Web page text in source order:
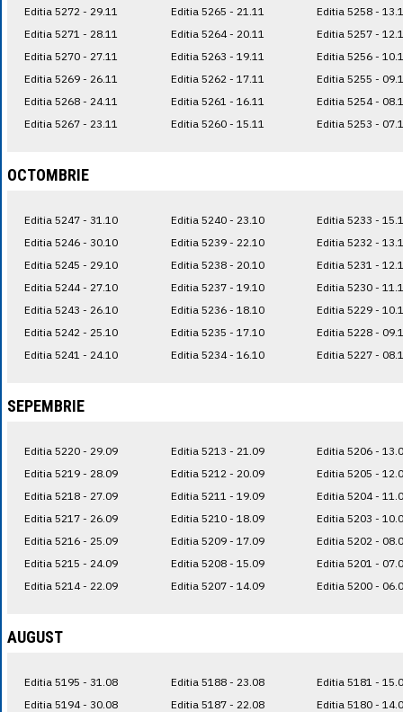
Editia 5272 - 29.11
Editia 5271 - 28.11
Editia 5270 - 27.11
Editia 5269 - 26.11
Editia 5268 - 24.11
Editia 5267 - 23.11
Editia 5265 - 21.11
Editia 5264 - 20.11
Editia 5263 - 19.11
Editia 5262 - 17.11
Editia 5261 - 16.11
Editia 5260 - 15.11
Editia 5258 -
Editia 5257 -
Editia 5256 -
Editia 5255 -
Editia 5254 -
Editia 5253 -
OCTOMBRIE
Editia 5247 - 31.10
Editia 5246 - 30.10
Editia 5245 - 29.10
Editia 5244 - 27.10
Editia 5243 - 26.10
Editia 5242 - 25.10
Editia 5241 - 24.10
Editia 5240 - 23.10
Editia 5239 - 22.10
Editia 5238 - 20.10
Editia 5237 - 19.10
Editia 5236 - 18.10
Editia 5235 - 17.10
Editia 5234 - 16.10
Editia 5233 -
Editia 5232 -
Editia 5231 -
Editia 5230 -
Editia 5229 -
Editia 5228 -
Editia 5227 -
SEPEMBRIE
Editia 5220 - 29.09
Editia 5219 - 28.09
Editia 5218 - 27.09
Editia 5217 - 26.09
Editia 5216 - 25.09
Editia 5215 - 24.09
Editia 5214 - 22.09
Editia 5213 - 21.09
Editia 5212 - 20.09
Editia 5211 - 19.09
Editia 5210 - 18.09
Editia 5209 - 17.09
Editia 5208 - 15.09
Editia 5207 - 14.09
Editia 5206 -
Editia 5205 -
Editia 5204 -
Editia 5203 -
Editia 5202 -
Editia 5201 -
Editia 5200 -
AUGUST
Editia 5195 - 31.08
Editia 5194 - 30.08
Editia 5188 - 23.08
Editia 5187 - 22.08
Editia 5181 -
Editia 5180 -